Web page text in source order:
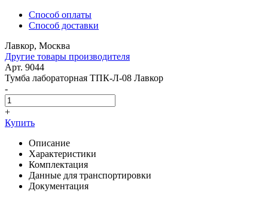
Способ оплаты
Способ доставки
Лавкор, Москва
Другие товары производителя
Арт. 9044
Тумба лабораторная ТПК-Л-08 Лавкор
-
+
Купить
Описание
Характеристики
Комплектация
Данные для транспортировки
Документация